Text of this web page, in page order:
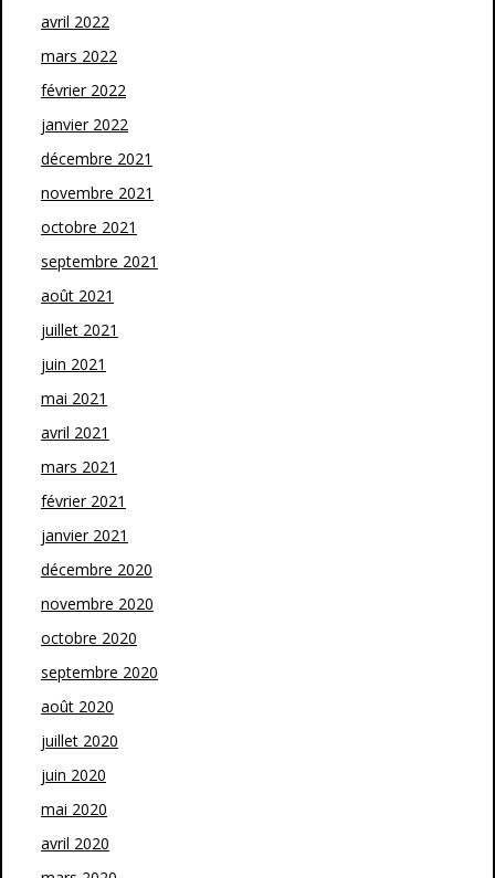
avril 2022
mars 2022
février 2022
janvier 2022
décembre 2021
novembre 2021
octobre 2021
septembre 2021
août 2021
juillet 2021
juin 2021
mai 2021
avril 2021
mars 2021
février 2021
janvier 2021
décembre 2020
novembre 2020
octobre 2020
septembre 2020
août 2020
juillet 2020
juin 2020
mai 2020
avril 2020